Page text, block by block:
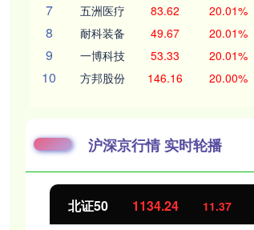
7 五洲医疗 83.62 20.01%
8 耐科装备 49.67 20.01%
9 一博科技 53.33 20.01%
10 方邦股份 146.16 20.00%
沪深京行情 实时轮播
创业板指 3563.12